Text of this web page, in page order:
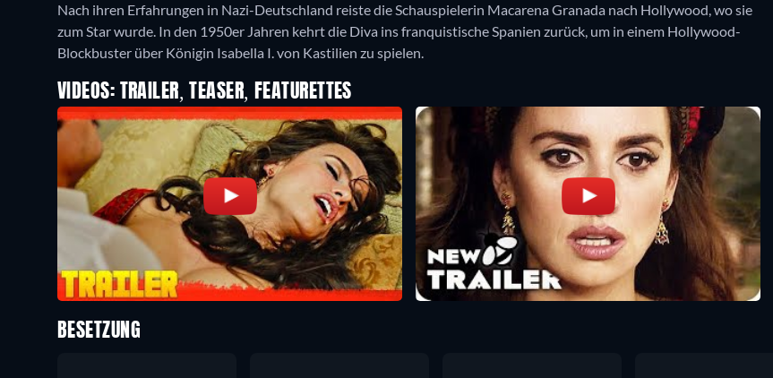
Nach ihren Erfahrungen in Nazi-Deutschland reiste die Schauspielerin Macarena Granada nach Hollywood, wo sie
zum Star wurde. In den 1950er Jahren kehrt die Diva ins franquistische Spanien zurück, um in einem Hollywood-
Blockbuster über Königin Isabella I. von Kastilien zu spielen.
VIDEOS: TRAILER, TEASER, FEATURETTES
BESETZUNG